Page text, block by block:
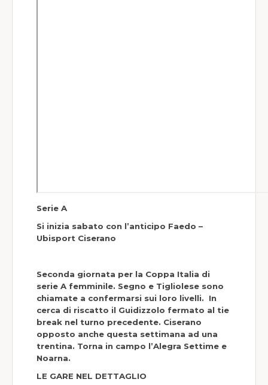
Serie A
Si inizia sabato con l’anticipo Faedo –
Ubisport Ciserano
Seconda giornata per la Coppa Italia di
serie A femminile. Segno e Tigliolese sono
chiamate a confermarsi sui loro livelli. In
cerca di riscatto il Guidizzolo fermato al tie
break nel turno precedente. Ciserano
opposto anche questa settimana ad una
trentina. Torna in campo l’Alegra Settime e
Noarna.
LE GARE NEL DETTAGLIO